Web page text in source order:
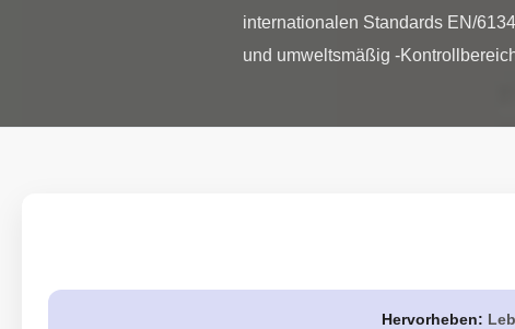
internationalen Standards EN/
und umweltsmäßig -
Hervorheben: